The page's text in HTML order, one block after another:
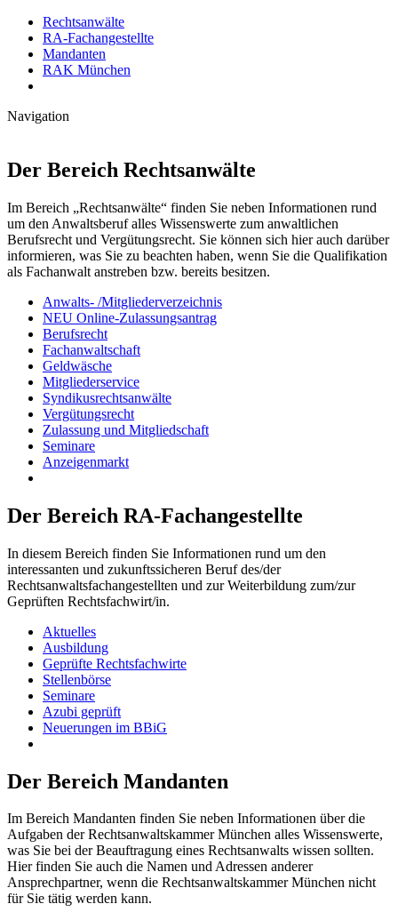
Rechtsanwälte
RA-Fachangestellte
Mandanten
RAK München
Navigation
Der Bereich Rechtsanwälte
Im Bereich „Rechtsanwälte“ finden Sie neben Informationen rund
um den Anwaltsberuf alles Wissenswerte zum anwaltlichen
Berufsrecht und Vergütungsrecht. Sie können sich hier auch darüber
informieren, was Sie zu beachten haben, wenn Sie die Qualifikation
als Fachanwalt anstreben bzw. bereits besitzen.
Anwalts- /Mitgliederverzeichnis
NEU Online-Zulassungsantrag
Berufsrecht
Fachanwaltschaft
Geldwäsche
Mitgliederservice
Syndikusrechtsanwälte
Vergütungsrecht
Zulassung und Mitgliedschaft
Seminare
Anzeigenmarkt
Der Bereich RA-Fachangestellte
In diesem Bereich finden Sie Informationen rund um den
interessanten und zukunftssicheren Beruf des/der
Rechtsanwaltsfachangestellten und zur Weiterbildung zum/zur
Geprüften Rechtsfachwirt/in.
Aktuelles
Ausbildung
Geprüfte Rechtsfachwirte
Stellenbörse
Seminare
Azubi geprüft
Neuerungen im BBiG
Der Bereich Mandanten
Im Bereich Mandanten finden Sie neben Informationen über die
Aufgaben der Rechtsanwaltskammer München alles Wissenswerte,
was Sie bei der Beauftragung eines Rechtsanwalts wissen sollten.
Hier finden Sie auch die Namen und Adressen anderer
Ansprechpartner, wenn die Rechtsanwaltskammer München nicht
für Sie tätig werden kann.